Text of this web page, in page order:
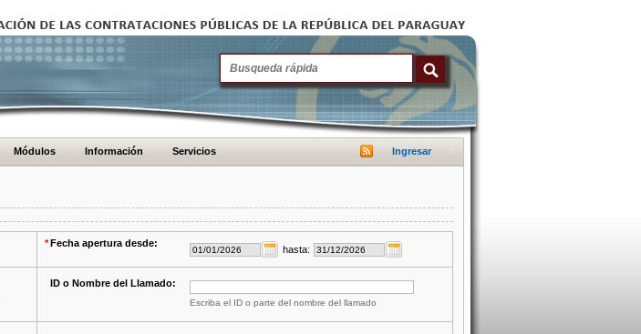
Módulos Información Servicios Ingresar
*Fecha apertura desde:
hasta:
ID o Nombre del Llamado:
Escriba el ID o parte del nombre del llamado